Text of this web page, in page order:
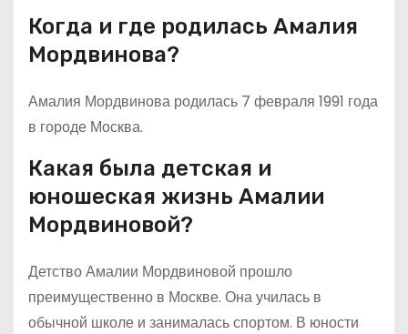
Когда и где родилась Амалия
Мордвинова?
Амалия Мордвинова родилась 7 февраля 1991 года
в городе Москва.
Какая была детская и
юношеская жизнь Амалии
Мордвиновой?
Детство Амалии Мордвиновой прошло
преимущественно в Москве. Она училась в
обычной школе и занималась спортом. В юности